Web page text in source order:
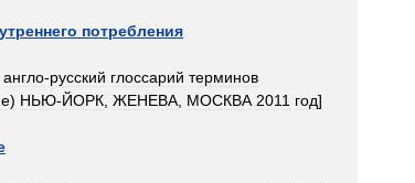
потребления
англо-русский глоссарий терминов
) НЬЮ-ЙОРК ЖЕНЕВА МОСКВА 2011 год]